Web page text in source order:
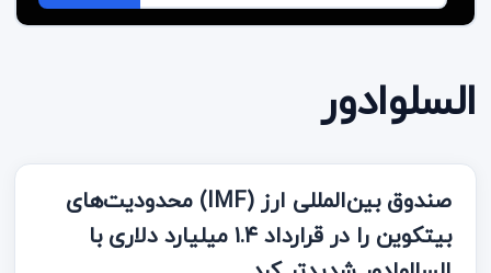
السلوادور
صندوق بین‌المللی ارز (IMF) محدودیت‌های
بیتکوین را در قرارداد ۱.۴ میلیارد دلاری با